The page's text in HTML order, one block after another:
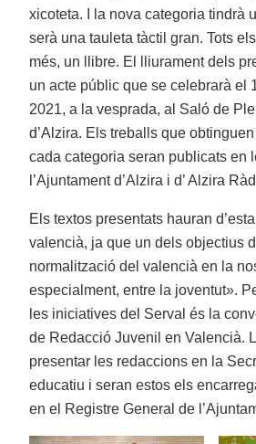
xicoteta. I la nova categoria tindrà
serà una tauleta tàctil gran. Tots
més, un llibre. El lliurament dels
un acte públic que se celebrarà el
2021, a la vesprada, al Saló de
d’Alzira. Els treballs que
cada categoria seran publicats en
l’Ajuntament d’Alzira i d’ Alzira
Els textos presentats hauran
valencià, ja que un dels objectius
normalització del valencià en la
especialment, entre la joventut».
les iniciatives del Serval és la
de Redacció Juvenil en Valencià.
presentar les redaccions en la
educatiu i seran estos els
en el Registre General de